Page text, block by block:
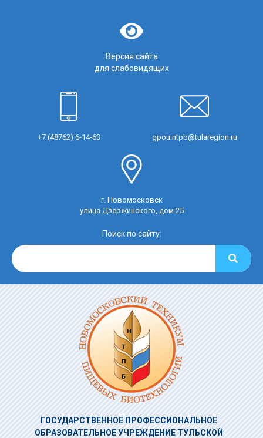
Версия сайта
для слабовидящих
+7 (48762) 6-14-63 gpou.ntpb@tularegion.ru
г. Новомосковск
улица Дзержинского, дом 25
Поиск по сайту:
ГОСУДАРСТВЕННОЕ ПРОФЕССИОНАЛЬНОЕ
ОБРАЗОВАТЕЛЬНОЕ УЧРЕЖДЕНИЕТУЛЬСКОЙ